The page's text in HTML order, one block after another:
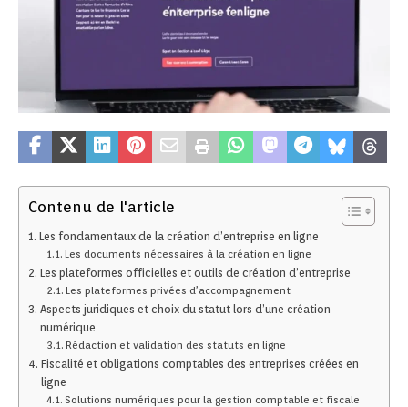
Contenu de l'article
Les fondamentaux de la création d’entreprise en ligne
Les documents nécessaires à la création en ligne
Les plateformes officielles et outils de création d’entreprise
Les plateformes privées d’accompagnement
Aspects juridiques et choix du statut lors d’une création
numérique
Rédaction et validation des statuts en ligne
Fiscalité et obligations comptables des entreprises créées en
ligne
Solutions numériques pour la gestion comptable et fiscale